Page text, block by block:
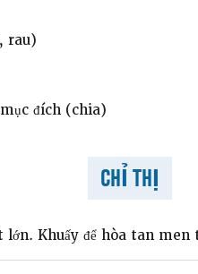
rau)
đích (chia)
CHỈ THỊ
Khuấy để hòa tan